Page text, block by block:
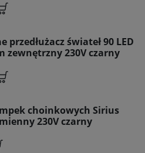
przedłużacz świateł 90 LED
zewnętrzny 230V czarny
choinkowych Sirius
230V czarny